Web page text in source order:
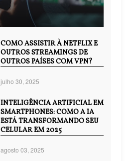
COMO ASSISTIR À NETFLIX E
OUTROS STREAMINGS DE
OUTROS PAÍSES COM VPN?
julho 30, 2025
INTELIGÊNCIA ARTIFICIAL EM
SMARTPHONES: COMO A IA
ESTÁ TRANSFORMANDO SEU
CELULAR EM 2025
agosto 03, 2025